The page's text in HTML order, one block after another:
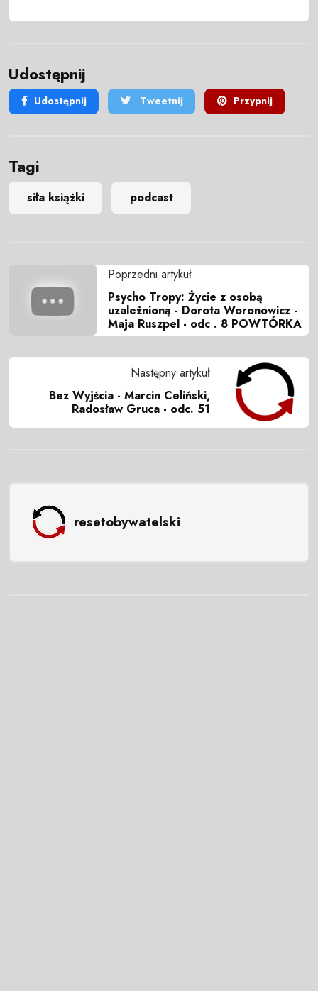
Udostępnij
Udostępnij Tweetnij Przypnij
Tagi
siła książki podcast
Poprzedni artykuł
Psycho Tropy: Życie z osobą
uzależnioną - Dorota Woronowicz -
Maja Ruszpel - odc . 8 POWTÓRKA
Następny artykuł
Bez Wyjścia - Marcin Celiński,
Radosław Gruca - odc. 51
resetobywatelski